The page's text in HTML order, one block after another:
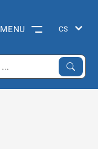
MENU